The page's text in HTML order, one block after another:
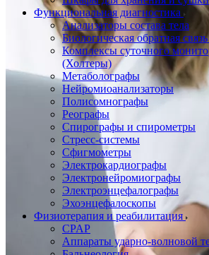
Функциональная диагностика
Анализаторы состава тела
Биологическая обратная
Комплексы суточного
(Холтеры)
Метаболографы
Нейромиоанализаторы
Полисомнографы
Реографы
Спирографы и спирометры
Стресс-системы
Сфигмометры
Электрокардиографы
Электронейромиографы
Электроэнцефалографы
Эхоэнцефалоскопы
Физиотерапия и реабилитация
CPAP
Аппараты ударно-волновой